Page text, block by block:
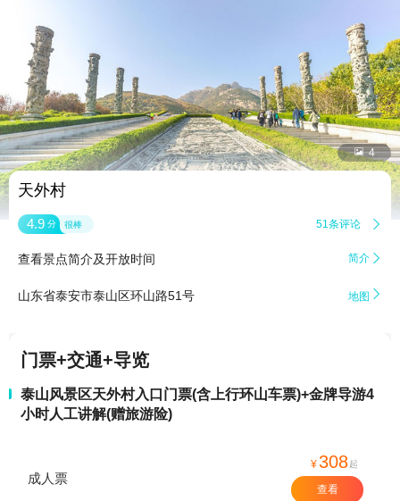
 4
天外村
4.9 分 很棒 51条评论 
查看景点简介及开放时间 简介 
山东省泰安市泰山区环山路51号 地图 
门票+交通+导览
泰山风景区天外村入口门票(含上行环山车票)+金牌导游4
小时人工讲解(赠旅游险)
成人票
¥308起
查看